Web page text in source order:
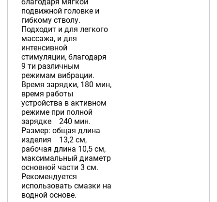
благодаря мягкой
подвижной головке и
гибкому стволу.
Подходит и для легкого
массажа, и для
интенсивной
стимуляции, благодаря
9 ти различным
режимам вибрации.
Время зарядки, 180 мин,
время работы
устройства в активном
режиме при полной
зарядке 240 мин.
Размер: общая длина
изделия 13,2 см,
рабочая длина 10,5 см,
максимальный диаметр
основной части 3 см.
Рекомендуется
использовать смазки на
водной основе.